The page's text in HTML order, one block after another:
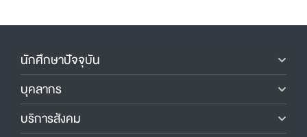
นักศึกษาปัจจุบัน
บุคลากร
บริการสังคม